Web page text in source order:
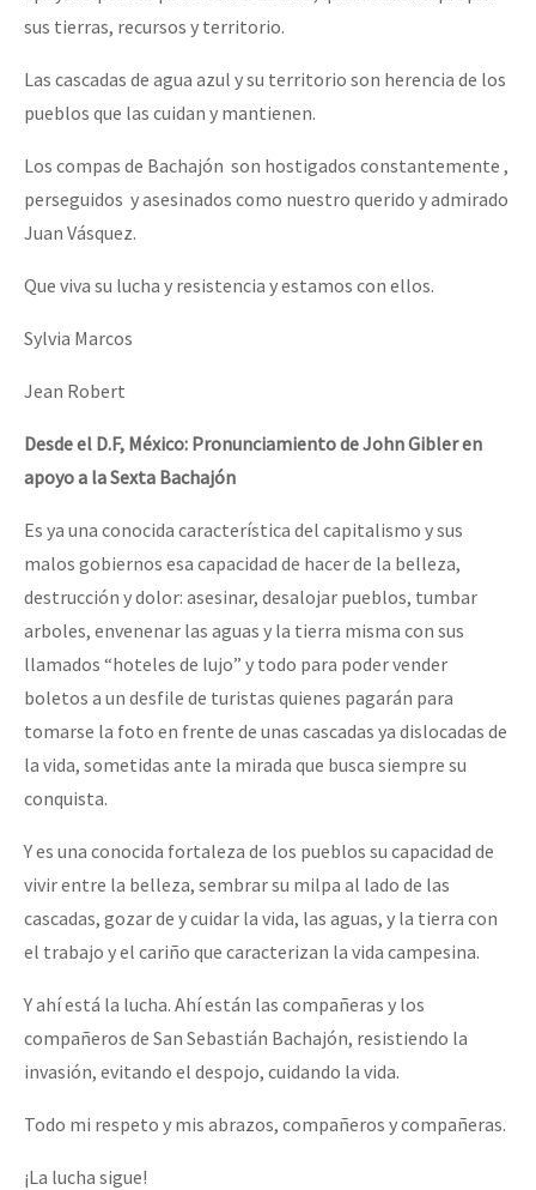
sus tierras, recursos y territorio.
Las cascadas de agua azul y su territorio son herencia de los
pueblos que las cuidan y mantienen.
Los compas de Bachajón son hostigados constantemente ,
perseguidos y asesinados como nuestro querido y admirado
Juan Vásquez.
Que viva su lucha y resistencia y estamos con ellos.
Sylvia Marcos
Jean Robert
Desde el D.F, México: Pronunciamiento de John Gibler en
apoyo a la Sexta Bachajón
Es ya una conocida característica del capitalismo y sus
malos gobiernos esa capacidad de hacer de la belleza,
destrucción y dolor: asesinar, desalojar pueblos, tumbar
arboles, envenenar las aguas y la tierra misma con sus
llamados “hoteles de lujo” y todo para poder vender
boletos a un desfile de turistas quienes pagarán para
tomarse la foto en frente de unas cascadas ya dislocadas de
la vida, sometidas ante la mirada que busca siempre su
conquista.
Y es una conocida fortaleza de los pueblos su capacidad de
vivir entre la belleza, sembrar su milpa al lado de las
cascadas, gozar de y cuidar la vida, las aguas, y la tierra con
el trabajo y el cariño que caracterizan la vida campesina.
Y ahí está la lucha. Ahí están las compañeras y los
compañeros de San Sebastián Bachajón, resistiendo la
invasión, evitando el despojo, cuidando la vida.
Todo mi respeto y mis abrazos, compañeros y compañeras.
¡La lucha sigue!